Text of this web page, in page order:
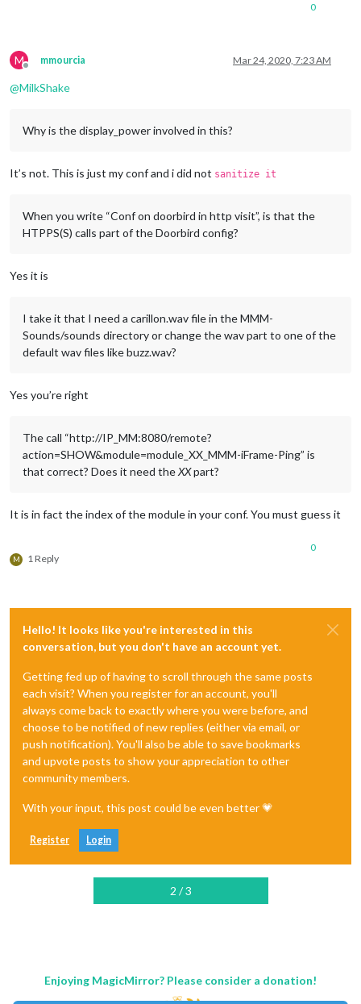
0
M
Offline
mmourcia Mar 24, 2020, 7:23 AM
@MilkShake
Why is the display_power involved in this?
It’s not. This is just my conf and i did not sanitize it
When you write “Conf on doorbird in http visit”, is that the
HTPPS(S) calls part of the Doorbird config?
Yes it is
I take it that I need a carillon.wav file in the MMM-
Sounds/sounds directory or change the wav part to one of the
default wav files like buzz.wav?
Yes you’re right
The call “http://IP_MM:8080/remote?
action=SHOW&module=module_XX_MMM-iFrame-Ping” is
that correct? Does it need theXXpart?
It is in fact the index of the module in your conf. You must guess it
M 1 Reply
0
Hello! It looks like you're interested in this
conversation, but you don't have an account yet.
Getting fed up of having to scroll through the same posts
each visit? When you register for an account, you'll
always come back to exactly where you were before, and
choose to be notified of new replies (either via email, or
push notification). You'll also be able to save bookmarks
and upvote posts to show your appreciation to other
community members.
With your input, this post could be even better 💗
Register Login
2 / 3
Enjoying MagicMirror? Please consider a donation!